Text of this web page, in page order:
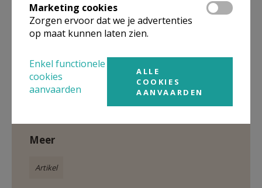
Gepubliceerd door
Meer
Artikel
Marketing cookies
Zorgen ervoor dat we je advertenties
op maat kunnen laten zien.
Enkel functionele
cookies
aanvaarden
ALLE
COOKIES
AANVAARDEN